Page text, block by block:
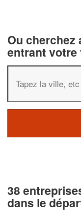
Ou cherchez
entrant
38
dans le